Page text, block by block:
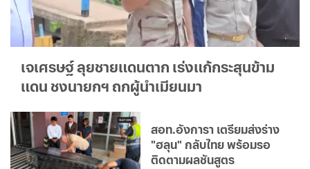
เจเศรษฐ์ ลุยชายแดนตาก เร่งแก้กระสุนข้าม
แดน ชงนายกฯ ถกผู้นำเมียนมา
สอท.อังการา เตรียมส่งร่าง
"ฮลุน" กลับไทย พร้อมรอ
ติดตามผลชันสูตร